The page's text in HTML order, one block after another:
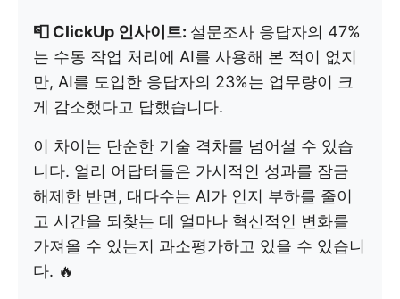
📮 ClickUp 인사이트: 설문조사 응답자의 47%
는 수동 작업 처리에 AI를 사용해 본 적이 없지
만, AI를 도입한 응답자의 23%는 업무량이 크
게 감소했다고 답했습니다.
이 차이는 단순한 기술 격차를 넘어설 수 있습
니다. 얼리 어답터들은 가시적인 성과를 잠금
해제한 반면, 대다수는 AI가 인지 부하를 줄이
고 시간을 되찾는 데 얼마나 혁신적인 변화를
가져올 수 있는지 과소평가하고 있을 수 있습니
다. 🔥